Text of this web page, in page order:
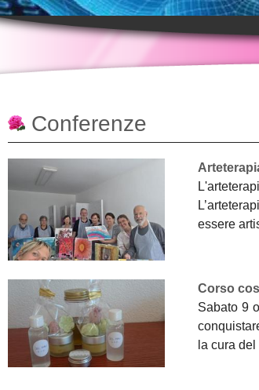
Statuto Teatro
Conferenze
essere
Corso
Sabato 9
la cura del